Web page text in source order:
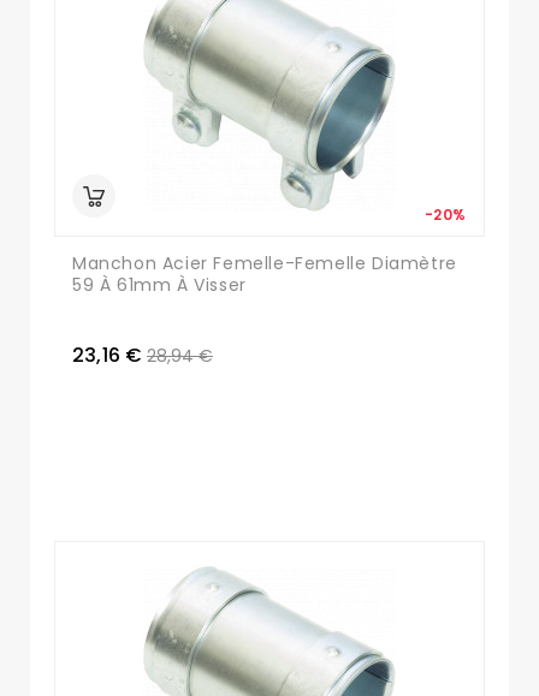
Manchon Acier Femelle-Femelle Diamètre
59 À 61mm À Visser
23,16 €
-20%
28,94 €